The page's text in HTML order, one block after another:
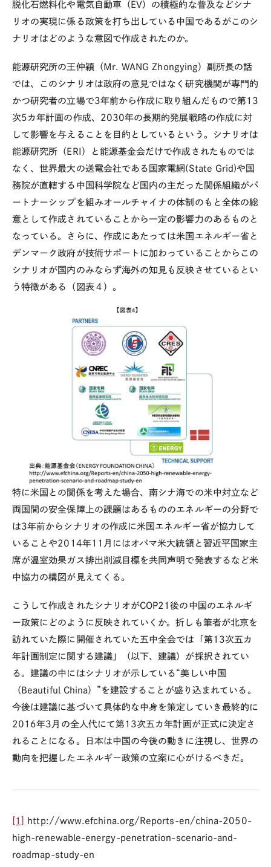
脱化石燃料化や電気自動車（EV）の積極的な普及などシナ
リオの実現に係る政策を打ち出している中国であるがこのシ
ナリオはどのような意図で作成されたのか。
能源研究所の王仲穎（Mr. WANG Zhongying）副所長の話
では、このシナリオは政府の意見ではなく研究機関が専門的
かつ研究者の立場で3年前から作成に取り組んだもので第13
次5カ年計画の作成、2030年の長期的発展戦略の作成に対
して影響を与えることを目的としているという。シナリオは
能源研究所（ERI）と能源基金会だけで作成されたものでは
なく、世界最大の送電会社である国家電網(State Grid)や国
務院が直轄する中国科学院など国内の主だった関係組織がパ
ートナーシップを組みオールチャイナの体制のもと全体の総
意として作成されていることから一定の影響力のあるものと
なっている。さらに、作成にあたっては米国エネルギー省と
デンマーク政府が技術サポートに加わっていることからこの
シナリオが国内のみならず海外の知見も反映させているとい
う特徴がある（図表４）。
特に米国との関係を考えた場合、南シナ海での米中対立など
両国間の安全保障上の課題はあるもののエネルギーの分野で
は3年前からシナリオの作成に米国エネルギー省が協力して
いることや2014年11月にはオバマ米大統領と習近平国家主
席が温室効果ガス排出削減目標を共同声明で発表するなど米
中協力の構図が見えてくる。
こうして作成されたシナリオがCOP21後の中国のエネルギ
ー政策にどのように反映されていくか。折しも筆者が北京を
訪れていた際に開催されていた五中全会では「第13次五カ
年計画制定に関する建議」（以下、建議）が採択されてい
る。建議の中にはシナリオが示している“美しい中国
（Beautiful China）”を建設することが盛り込まれている。
今後は建議に基づいて具体的な中身を策定していき最終的に
2016年3月の全人代にて第13次五カ年計画が正式に決定さ
れることになる。日本は中国の今後の動きに注視し、世界の
動向を把握したエネルギー政策の立案に心がけるべきだ。
[1]
http://www.efchina.org/Reports-en/china-2050-
high-renewable-energy-penetration-scenario-and-
roadmap-study-en